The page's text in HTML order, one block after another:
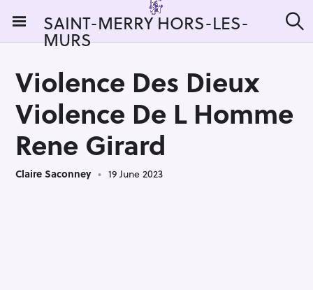
i
SAINT-MERRY HORS-LES-
MURS e
Violence Des Dieux
Violence De L Homme
Rene Girard
Claire Saconney 19 June 2023